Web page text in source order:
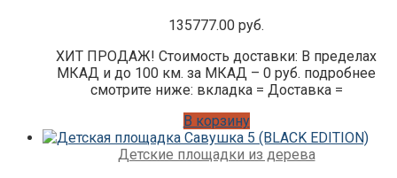
135777.00 руб.
ХИТ ПРОДАЖ! Стоимость доставки: В пределах
МКАД и до 100 км. за МКАД – 0 руб. подробнее
смотрите ниже: вкладка = Доставка =
В корзину
Детские площадки из дерева